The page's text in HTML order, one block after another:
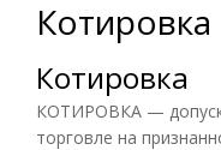
Котировка
Котировка
КОТИРОВКА — допуск
торговле на